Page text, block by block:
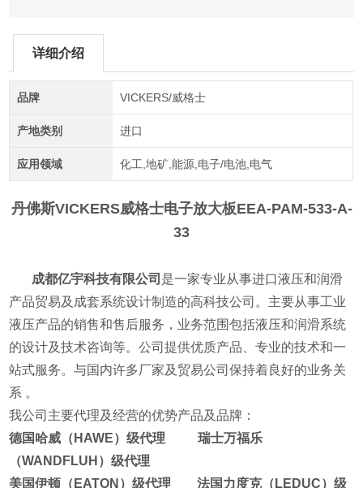
详细介绍
品牌 VICKERS/威格士
产地类别 进口
应用领域 化工,地矿,能源,电子/电池,电气
丹佛斯VICKERS威格士电子放大板EEA-PAM-533-A-
33
成都亿宇科技有限公司 是一家专业从事进口液压和润滑
产品贸易及成套系统设计制造的高科技公司。主要从事工业
液压产品的销售和售后服务，业务范围包括液压和润滑系统
的设计及技术咨询等。公司提供优质产品、专业的技术和一
站式服务。与国内许多厂家及贸易公司保持着良好的业务关
系 。
我公司主要代理及经营的优势产品及品牌：
德国哈威（HAWE）级代理 瑞士万福乐
（WANDFLUH）级代理
美国伊顿（EATON）级代理 法国力度克（LEDUC）级